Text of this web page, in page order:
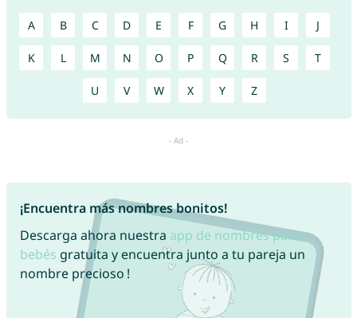
A B C D E F G H I J
K L M N O P Q R S T
U V W X Y Z
¡Encuentra más nombres bonitos!
Descarga ahora nuestra app de nombres para
bebés gratuita y encuentra junto a tu pareja un
nombre precioso !